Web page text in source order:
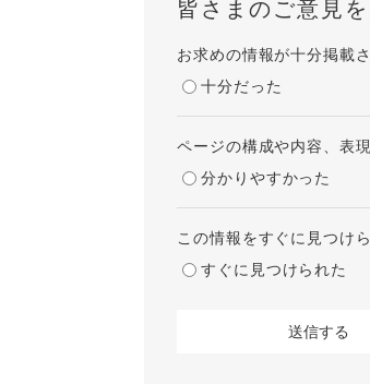
皆さまのご意見
お求めの情報が十分掲載
十分だった
ページの構成や内容、表
分かりやすかった
この情報をすぐに見つけ
すぐに見つけられた